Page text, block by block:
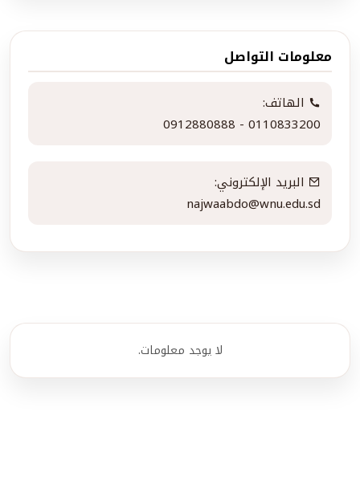
معلومات التواصل
الهاتف:
0912880888 - 0110833200
البريد الإلكتروني:
najwaabdo@wnu.edu.sd
لا يوجد معلومات.